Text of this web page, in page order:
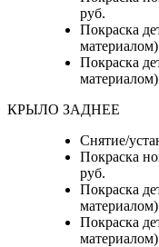
руб.
Покраска
Покраска
КРЫЛО ЗАДНЕЕ
Снятие/
Покраска
руб.
Покраска
Покраска